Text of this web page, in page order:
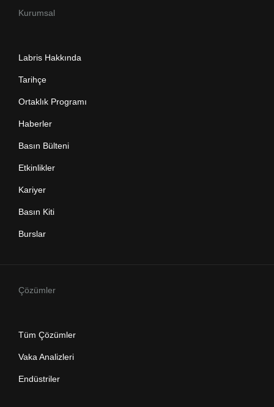
Kurumsal
Labris Hakkında
Tarihçe
Ortaklık Programı
Haberler
Basın Bülteni
Etkinlikler
Kariyer
Basın Kiti
Burslar
Çözümler
Tüm Çözümler
Vaka Analizleri
Endüstriler